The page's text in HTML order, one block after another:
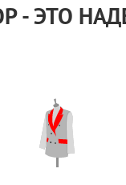
- ЭТО